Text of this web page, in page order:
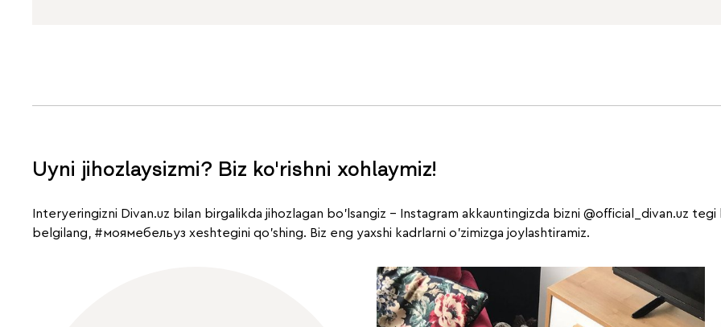
Uyni jihozlaysizmi? Biz ko'rishni xohlaymiz!
Interyeringizni Divan.uz bilan birgalikda jihozlagan bo'lsangiz - Instagram akkauntingizda bizni @official_divan.uz tegi
belgilang, #моямебельуз xeshtegini qo'shing. Biz eng yaxshi kadrlarni o'zimizga joylashtiramiz.